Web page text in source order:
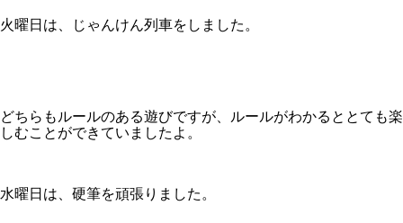
火曜日は、じゃんけん列車をしました。
どちらもルールのある遊びですが、ルールがわかるととても楽
しむことができていましたよ。
水曜日は、硬筆を頑張りました。